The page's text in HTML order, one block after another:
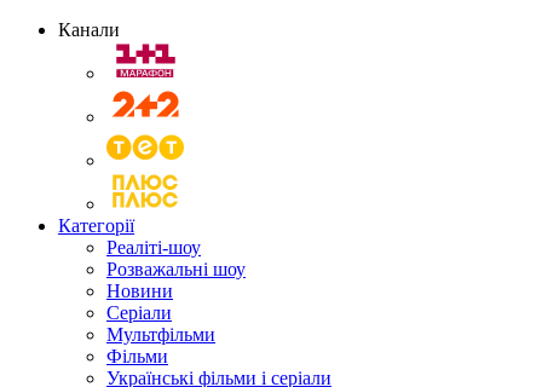
Канали
Категорії
Реаліті-шоу
Розважальні шоу
Новини
Серіали
Мультфільми
Фільми
Українські фільми і серіали